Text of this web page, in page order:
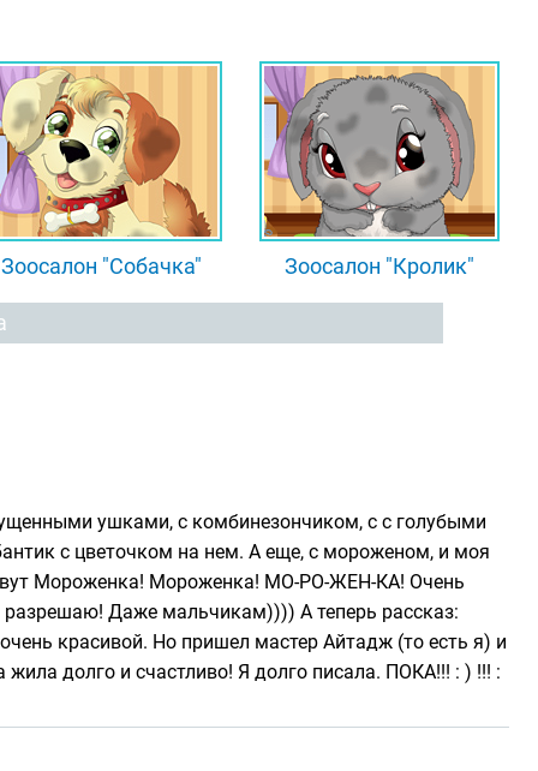
Зоосалон "Собачка" Зоосалон "Кролик"
ушками, с комбинезончиком, с с голубыми
с цветочком на нем. А еще, с мороженом, и моя
Мороженка! Мороженка! МО-РО-ЖЕН-КА! Очень
разрешаю! Даже мальчикам)))) А теперь рассказ:
красивой. Но пришел мастер Айтадж (то есть я) и
долго и счастливо! Я долго писала. ПОКА!!! : ) !!! :